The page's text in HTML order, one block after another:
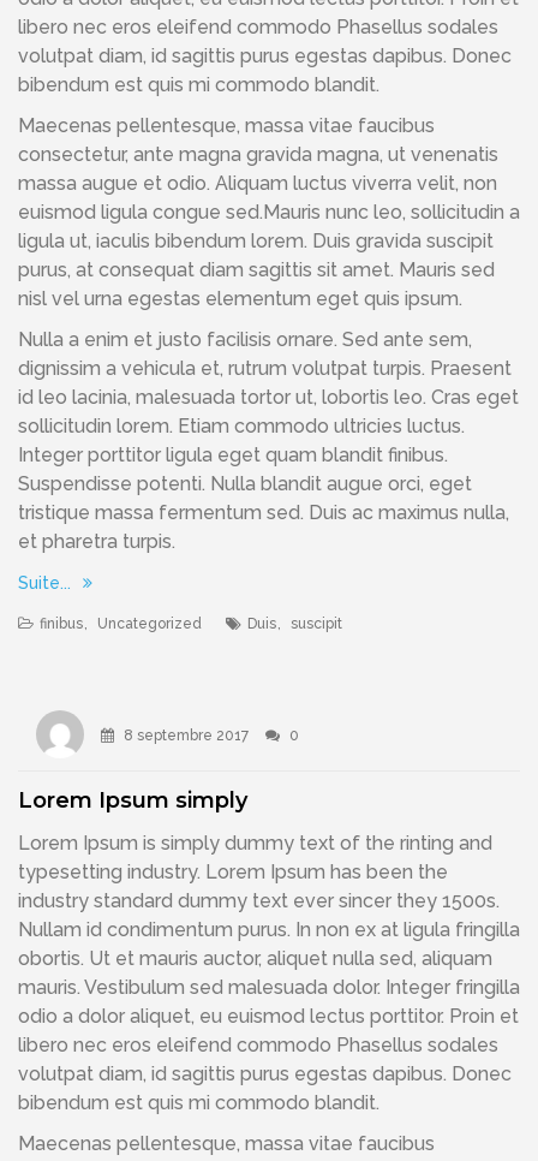
libero nec eros eleifend commodo Phasellus sodales
volutpat diam, id sagittis purus egestas dapibus. Donec
bibendum est quis mi commodo blandit.
Maecenas pellentesque, massa vitae faucibus
consectetur, ante magna gravida magna, ut venenatis
massa augue et odio. Aliquam luctus viverra velit, non
euismod ligula congue sed.Mauris nunc leo, sollicitudin a
ligula ut, iaculis bibendum lorem. Duis gravida suscipit
purus, at consequat diam sagittis sit amet. Mauris sed
nisl vel urna egestas elementum eget quis ipsum.
Nulla a enim et justo facilisis ornare. Sed ante sem,
dignissim a vehicula et, rutrum volutpat turpis. Praesent
id leo lacinia, malesuada tortor ut, lobortis leo. Cras eget
sollicitudin lorem. Etiam commodo ultricies luctus.
Integer porttitor ligula eget quam blandit finibus.
Suspendisse potenti. Nulla blandit augue orci, eget
tristique massa fermentum sed. Duis ac maximus nulla,
et pharetra turpis.
Suite...
finibus, Uncategorized Duis, suscipit
8 septembre 2017 0
Lorem Ipsum simply
Lorem Ipsum is simply dummy text of the rinting and
typesetting industry. Lorem Ipsum has been the
industry standard dummy text ever sincer they 1500s.
Nullam id condimentum purus. In non ex at ligula fringilla
obortis. Ut et mauris auctor, aliquet nulla sed, aliquam
mauris. Vestibulum sed malesuada dolor. Integer fringilla
odio a dolor aliquet, eu euismod lectus porttitor. Proin et
libero nec eros eleifend commodo Phasellus sodales
volutpat diam, id sagittis purus egestas dapibus. Donec
bibendum est quis mi commodo blandit.
Maecenas pellentesque, massa vitae faucibus